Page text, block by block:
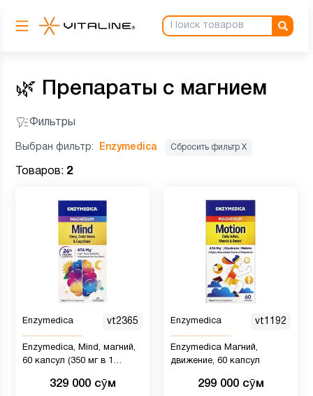
🌿 Препараты с магнием
Фильтры
Выбран фильтр: Enzymedica Сбросить фильтр Х
Товаров: 2
Enzymedica vt2365
Enzymedica, Mind, магний,
60 капсул (350 мг в 1
329 000 сӯм
Enzymedica vt1192
Enzymedica Магний,
движение, 60 капсул
299 000 сӯм